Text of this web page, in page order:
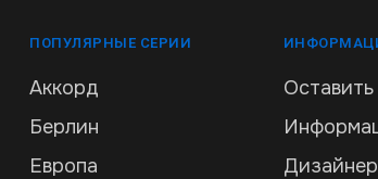
ПОПУЛЯРНЫЕ СЕРИИ
Аккорд
Берлин
Европа